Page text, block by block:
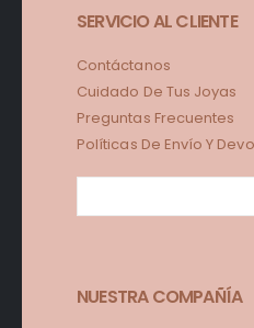
SERVICIO AL CLIENTE
Contáctanos
Cuidado De Tus Joyas
Preguntas Frecuentes
Políticas De Envío Y
NUESTRA COMPAÑÍA